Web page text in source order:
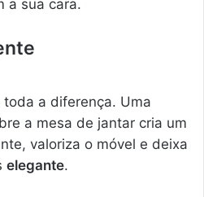
a sua cara.
a diferença. Uma
a mesa de jantar cria um
valoriza o móvel e deixa
elegante.